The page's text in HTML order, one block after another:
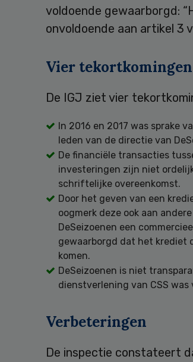
voldoende gewaarborgd:
onvoldoende aan artikel 3
Vier tekortkomingen
De IGJ ziet vier
In 2016 en 2017 was sprake
leden van de directie van
De financiële transacties
investeringen zijn niet
schriftelijke overeenkomst.
Door het geven van een
oogmerk deze ook aan
DeSeizoenen een
gewaarborgd dat het krediet
komen.
DeSeizoenen is niet
dienstverlening van CSS was
Verbeteringen
De inspectie constateert